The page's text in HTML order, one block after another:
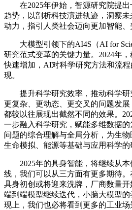
在2025年伊始，智源研究院提出
趋势，以剖析科技演进轨迹，洞察
动力，指引人类社会迈向更加智能、
大模型引领下的AI4S（AI for
研究范式变革的关键力量。2024年
快速增加，AI对科学研究方法和流
现。
提升科学研究效率，推动科学研
更复杂、更动态、更交叉的问题发
都较以往展现出截然不同的效果。
一步融入科学研究，赋能多维数据
问题的综合理解与全局分析，为生物
生命模拟、能源等基础与应用科学的
2025年的具身智能，将继续从本
线，我们可以从三方面有更多期待
具身初创或将迎来洗牌，厂商数量开
端到端模型继续迭代，小脑大模型
现上，我们也必将看到更多的工业